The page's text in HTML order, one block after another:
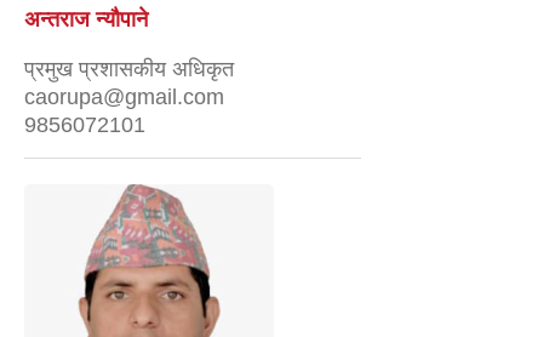
अन्तराज न्यौपाने
प्रमुख प्रशासकीय अधिकृत
caorupa@gmail.com
9856072101